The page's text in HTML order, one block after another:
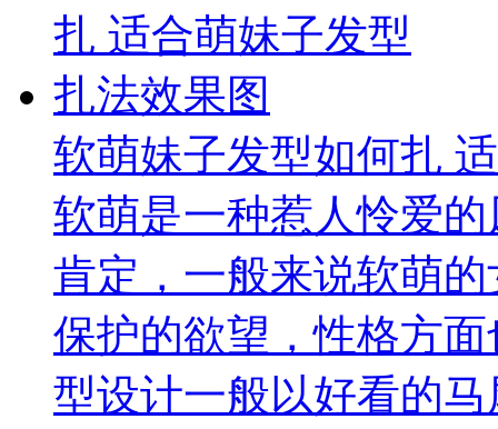
软萌妹子发型如何扎
软萌是一种惹人怜爱
肯定，一般来说软萌
保护的欲望，性格方
型设计一般以好看的